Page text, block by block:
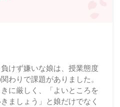
けず嫌いな娘は、授業態度
わりで課題がありました。
に厳しく、「よいところを
ましょう」と娘だけでなく